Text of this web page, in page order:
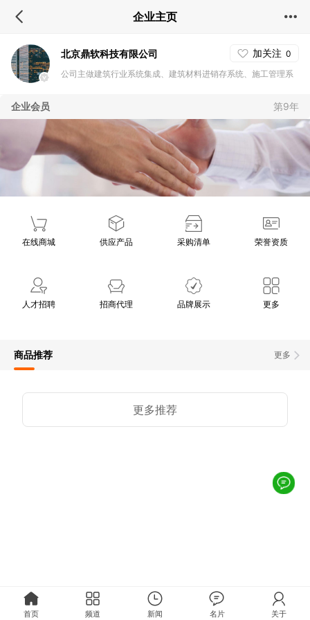
企业主页
北京鼎软科技有限公司 加关注 0
公司主做建筑行业系统集成、建筑材料进销存系统、施工管理系
统、构件管理系统、混凝土企业管理信息系统、混凝土搅拌站控
制系统、沥青管理系统 、钢筋管理系统以及建筑行业管理系统与
APP定制开发工作。行业覆盖房地产开发、建筑施工、建筑材料
进销存、铁路交通、公路桥梁、预制构件等领域，帮助客户应用
信息化管理系统，优化管理流程、提高管理效率、降低运营成
企业会员 第9年
在线商城 供应产品 采购清单 荣誉资质
人才招聘 招商代理 品牌展示 更多
更多
商品推荐
更多推荐
首页 频道 新闻 名片 关于